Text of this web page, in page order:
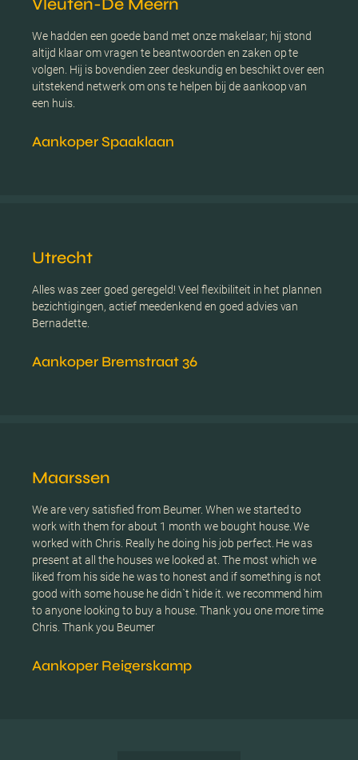
Vleuten-De Meern
We hadden een goede band met onze makelaar; hij stond
altijd klaar om vragen te beantwoorden en zaken op te
volgen. Hij is bovendien zeer deskundig en beschikt over een
uitstekend netwerk om ons te helpen bij de aankoop van
een huis.
Aankoper Spaaklaan
Utrecht
Alles was zeer goed geregeld! Veel flexibiliteit in het plannen
bezichtigingen, actief meedenkend en goed advies van
Bernadette.
Aankoper Bremstraat 36
Maarssen
We are very satisfied from Beumer. When we started to
work with them for about 1 month we bought house. We
worked with Chris. Really he doing his job perfect. He was
present at all the houses we looked at. The most which we
liked from his side he was to honest and if something is not
good with some house he didn`t hide it. we recommend him
to anyone looking to buy a house. Thank you one more time
Chris. Thank you Beumer
Aankoper Reigerskamp